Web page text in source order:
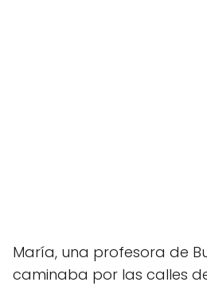
María, una profesora de
caminaba por las calles